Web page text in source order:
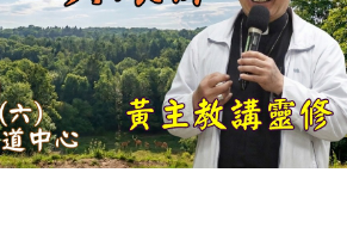
【信仰之旅】第
十二集：「聖
母、聖人」—高
樂祈 修女
【信仰之旅】第